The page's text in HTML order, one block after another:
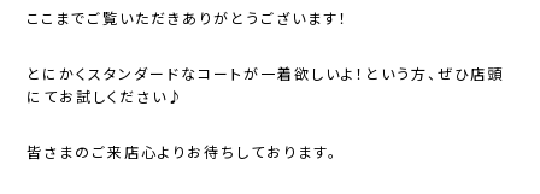
ここまでご覧いただきありがとうございます！
とにかくスタンダードなコートが一着欲しいよ！という方、ぜひ店頭
にてお試しください♪
皆さまのご来店心よりお待ちしております。